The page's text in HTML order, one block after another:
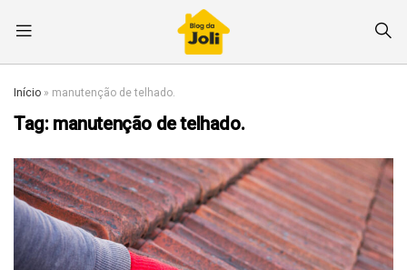
Início » manutenção de telhado.
Tag: manutenção de telhado.